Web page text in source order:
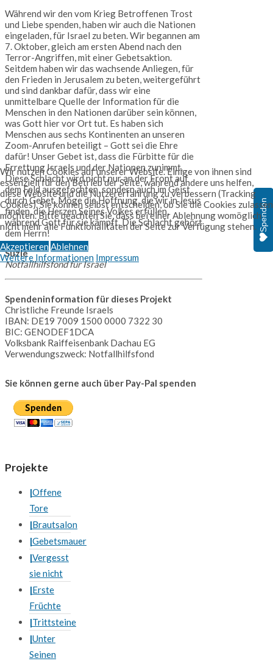
Projekte
Offene
Tore
Brautsalon
Gebetsmauer
Vergesst
sie nicht
Erste
Früchte
Trittsteine
Unter
Seinen
Während wir den vom Krieg Betroffenen Trost
und Liebe spenden, haben wir auch die Nationen
eingeladen, für Israel zu beten. Wir begannen am
7. Oktober, gleich am ersten Abend nach den
Terror-Angriffen, mit einer Gebetsaktion.
Seitdem haben wir das wachsende Anliegen, für
den Frieden in Jerusalem zu beten, weitergeführt
und sind dankbar dafür, dass wir eine
unmittelbare Quelle der Information für die
Menschen in den Nationen darüber sein können,
was Gott hier vor Ort tut. Es haben sich
Menschen aus sechs Kontinenten an unseren
Zoom-Anrufen beteiligt – Gott sei die Ehre
dafür! Unser Gebet ist, dass die Fürbitte für die
Errettung Israels und der Nationen zunimmt.
Diese Schlacht wird nicht nur an der Front auf
dem Feld ausgefochten, sondern auch im Geist
durch Gebet. Möge die Hoffnung, die wir in Jesus
finden, die Herzen Seines Volkes erfüllen,
während Gott für sie kämpft. Die Schlacht gehört
dem Herrn!
Suzie
Notfallhilfsfond für Israel
Spendeninformation für dieses Projekt
Christliche Freunde Israels
IBAN: DE19 7009 1500 0000 7322 30
BIC: GENODEF1DCA
Volksbank Raiffeisenbank Dachau EG
Verwendungszweck: Notfallhilfsfond
Sie können gerne auch über Pay-Pal spenden
Wir nutzen Cookies auf unserer Website. Einige von ihnen sind
essenziell für den Betrieb der Seite, während andere uns helfen,
diese Website und die Nutzererfahrung zu verbessern (Tracking
Cookies). Sie können selbst entscheiden, ob Sie die Cookies zulassen
möchten. Bitte beachten Sie, dass bei einer Ablehnung womöglich
nicht mehr alle Funktionalitäten der Seite zur Verfügung stehen.
Akzeptieren Ablehnen
Weitere Informationen Impressum
Spenden